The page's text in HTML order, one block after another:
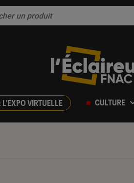
L'EXPO VIRTUELLE CULTURE